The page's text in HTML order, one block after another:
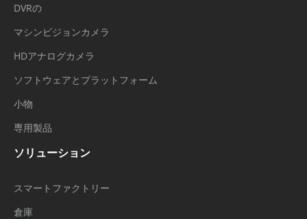
DVRの
マシンビジョンカメラ
HDアナログカメラ
ソフトウェアとプラットフォーム
小物
専用製品
ソリューション
スマートファクトリー
倉庫